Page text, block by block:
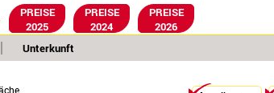
PREISE
2025
PREISE
2024
PREISE
2026
Unterkunft